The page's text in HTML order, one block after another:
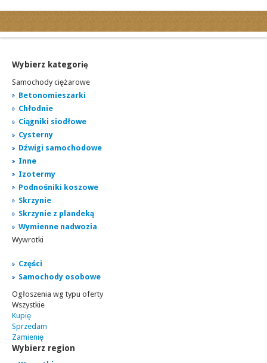
Ogłoszenia motoryzacyjne
Ogłoszenia nieruchomości
Ogłoszenia praca
Ogłoszenia turystyka
Ogłoszenia towarzyskie
Regiony
miasta...
Wybierz kategorię
Samochody ciężarowe
Betonomieszarki
Chłodnie
Ciągniki siodłowe
Cysterny
Dźwigi samochodowe
Inne
Izotermy
Podnośniki koszowe
Skrzynie
Skrzynie z plandeką
Wymienne nadwozia
Wywrotki
Części
Samochody osobowe
Ogłoszenia wg typu oferty
Wszystkie
Kupię
Sprzedam
Zamienię
Wybierz region